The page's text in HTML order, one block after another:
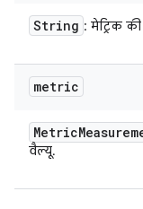
String : मेट्रिक
metric
Metric
वैल्यू.